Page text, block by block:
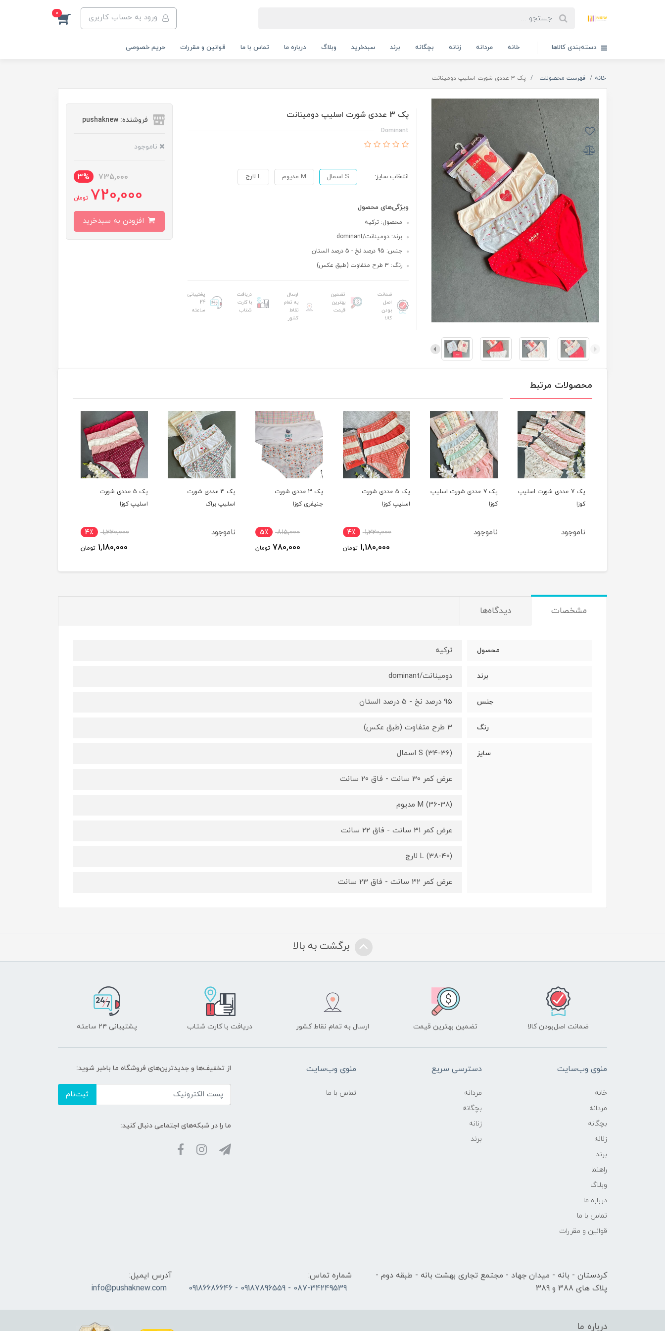
ورود به حساب کاربری 0
دسته‌بندی کالاها خانه مردانه زنانه بچگانه برند سبدخرید وبلاگ درباره ما تماس با ما قوانین و مقررات حریم خصوصی
خانه فهرست محصولات پک 3 عددی شورت اسلیپ دومینانت
پک 3 عددی شورت اسلیپ دومینانت
Dominant
انتخاب سایز: S اسمال M مدیوم L لارج
ویژگی‌های محصول
محصول: ترکیه
برند: دومینانت/dominant
جنس: 95 درصد نخ - 5 درصد الستان
رنگ: 3 طرح متفاوت (طبق عکس)
ضمانت
اصل
بودن
کالا
تضمین
بهترین
قیمت
ارسال
به تمام
نقاط
کشور
دریافت
با کارت
شتاب
پشتیبانی
24
ساعته
فروشنده: pushaknew
ناموجود
735,000
3%
720,000 تومان
محصولات مرتبط
پک 7 عددی شورت اسلیپ
کوزا
ناموجود
پک 5 عددی شورت
اسلیپ کوزا
1,220,000
پک 3 عددی شورت
جنیفری کوزا
815,000 5٪
780,000 تومان
پک 3 عددی شورت
اسلیپ براک
ناموجود
پک 5 عددی شورت
اسلیپ کوزا
1,220,000
پک 5 عددی شورت
اسلیپ کوزا
ناموجود
مشخصات دیدگاه‌ها
محصول ترکیه
برند دومینانت/dominant
جنس 95 درصد نخ - 5 درصد الستان
رنگ 3 طرح متفاوت (طبق عکس)
سایز S (34-36) اسمال
عرض کمر 30 سانت - فاق 20 سانت
M (36-38) مدیوم
عرض کمر 31 سانت - فاق 22 سانت
L (38-40) لارج
عرض کمر 32 سانت - فاق 23 سانت
برگشت به بالا
ضمانت اصل‌بودن کالا تضمین بهترین قیمت ارسال به تمام نقاط کشور دریافت با کارت شتاب پشتیبانی ۲۴ ساعته
منوی وب‌سایت
خانه
مردانه
بچگانه
زنانه
برند
راهنما
وبلاگ
درباره ما
تماس با ما
قوانین و مقررات
دسترسی سریع
مردانه
بچگانه
زنانه
برند
منوی وب‌سایت
تماس با ما
از تخفیف‌ها و جدیدترین‌های فروشگاه ما باخبر شوید:
ثبت‌نام
ما را در شبکه‌های اجتماعی دنبال کنید:
کردستان - بانه - میدان جهاد - مجتمع تجاری بهشت بانه - طبقه دوم -
پلاک های 388 و 389
شماره تماس:
087-34249539 - 09187896559 - 09186686646
آدرس ایمیل:
info@pushaknew.com
درباره ما